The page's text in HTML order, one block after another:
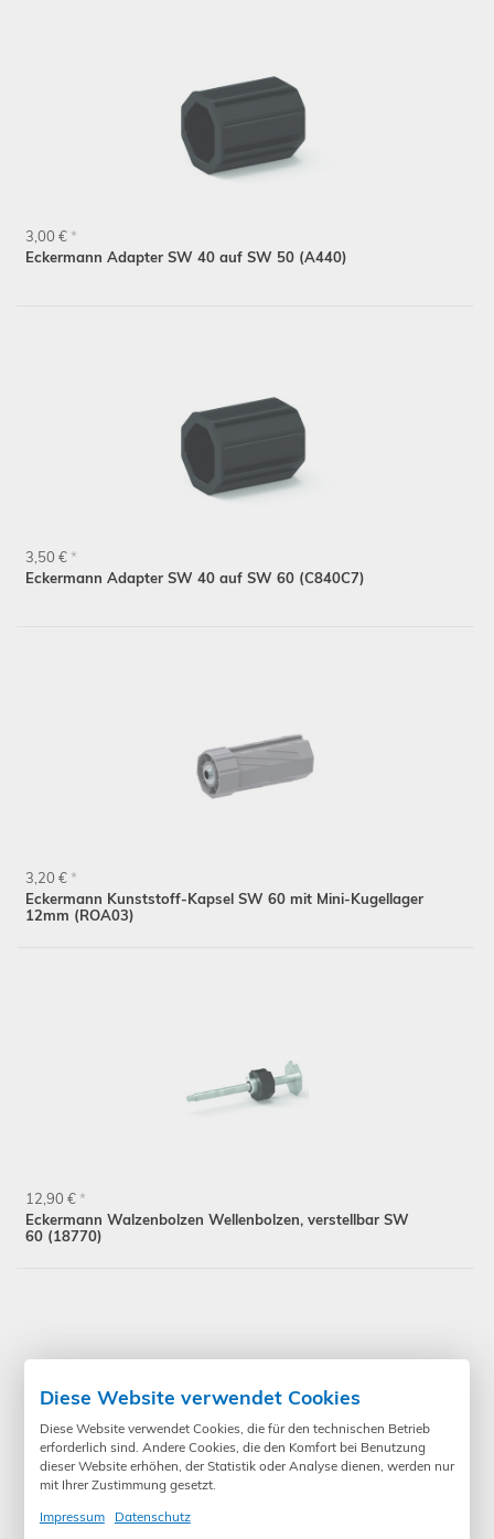
Eckermann Adapter SW 40 auf SW 50 (A440)
3,00 € *
Eckermann Adapter SW 40 auf SW 60 (C840C7)
3,50 € *
Eckermann Kunststoff-Kapsel SW 60 mit Mini-Kugellager
12mm (ROA03)
3,20 € *
Eckermann Walzenbolzen Wellenbolzen, verstellbar SW
60 (18770)
12,90 € *
12,90 €*
Diese Website verwendet Cookies
Diese Website verwendet Cookies, die für den technischen Betrieb
erforderlich sind. Andere Cookies, die den Komfort bei Benutzung
dieser Website erhöhen, der Statistik oder Analyse dienen, werden nur
mit Ihrer Zustimmung gesetzt.
Impressum
Datenschutz